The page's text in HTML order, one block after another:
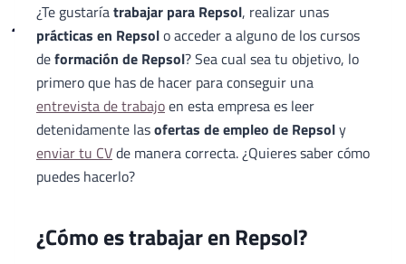
¿Te gustaríatrabajar para Repsol, realizar unas
prácticas en Repsolo acceder a alguno de los cursos
deformación de Repsol? Sea cual sea tu objetivo, lo
primero que has de hacer para conseguir una
entrevista de trabajoen esta empresa es leer
detenidamente lasofertas de empleo de Repsoly
enviar tu CVde manera correcta. ¿Quieres saber cómo
puedes hacerlo?
¿Cómo es trabajar en Repsol?